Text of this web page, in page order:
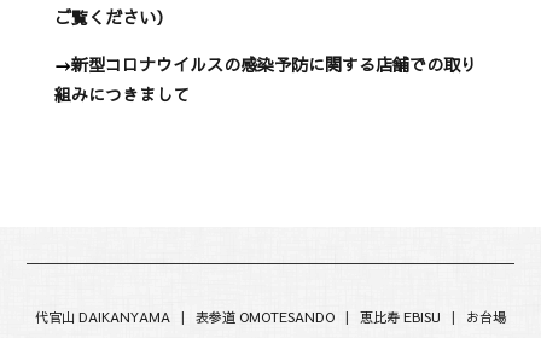
ご覧ください）
→新型コロナウイルスの感染予防に関する店舗での取り
組みにつきまして
代官山 DAIKANYAMA | 表参道 OMOTESANDO | 恵比寿 EBISU | お台場